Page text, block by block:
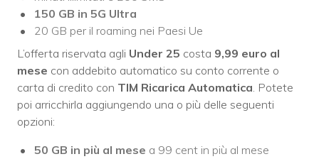
150 GB in 5G Ultra
20 GB per il roaming nei Paesi Ue
L’offerta riservata agli Under 25 costa 9,99 euro al
mese con addebito automatico su conto corrente o
carta di credito con TIM Ricarica Automatica. Potete
poi arricchirla aggiungendo una o più delle seguenti
opzioni:
50 GB in più al mese a 99 cent in più al mese